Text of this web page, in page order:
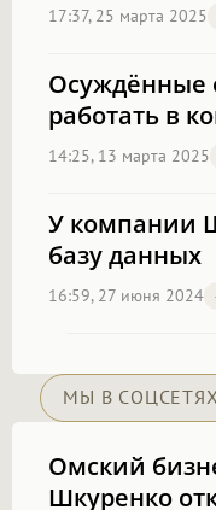
17:37, 25 марта 2025
Осуждённые
работать в
14:25, 13 марта 2025
У компании
базу данных
16:59, 27 июня 2024
МЫ В СОЦСЕТЯХ
Омский
Шкуренко